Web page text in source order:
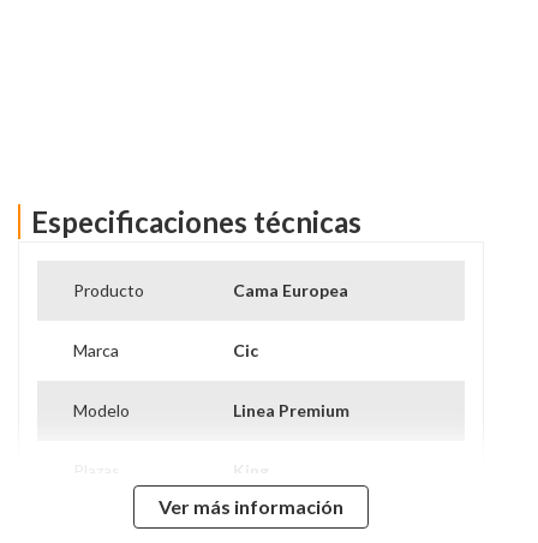
Especificaciones técnicas
Producto Cama Europea
Marca Cic
Modelo Linea Premium
Tipo De Base Base Dividida
Ver más información